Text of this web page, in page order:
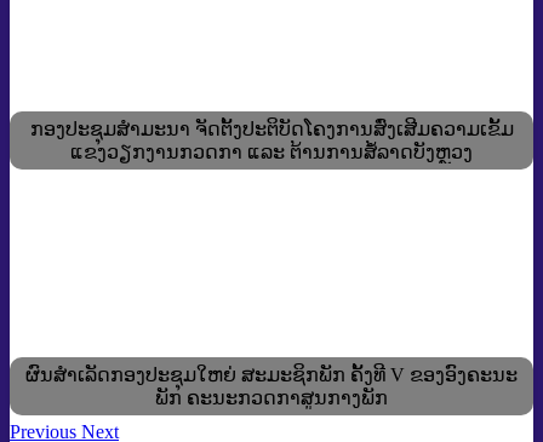
ກອງປະຊຸມສໍາມະນາ ຈັດຕັ້ງປະຕິບັດໂຄງການສົ່ງເສີມຄວາມເຂັ້ມ
ແຂງວຽກງານກວດກາ ແລະ ຕ້ານການສໍ້ລາດບັງຫຼວງ
ຜົນສໍາເລັດກອງປະຊຸມໃຫຍ່ ສະມະຊິກພັກ ຄັ້ງທີ V ຂອງອົງຄະນະ
ພັກ ຄະນະກວດກາສູນກາງພັກ
Previous Next